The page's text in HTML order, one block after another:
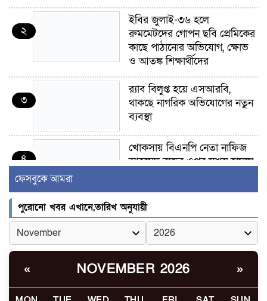
২
ইবির জুলাই-৩৬ হলে
রুমমেটদের গোপন ছবি প্রেমিকের
কাছে পাঠানোর অভিযোগ, ক্ষোভ
ও আতঙ্ক শিক্ষার্থীদের
৩
র‍্যাব বিলুপ্ত হয়ে এসআরবি,
থাকছে নাগরিক অভিযোগের নতুন
ব্যবস্থা
৪
খোকসায় বিএনপি নেতা নাফিজ
আহমেদ রাজুর ওপর সশস্ত্র হামলা,
৫
সাঈদীর ছবিতে জুতা
নিক্ষেপকারীরা ‘জারজ সন্তান’:
আমির হামজা
৬
ইসলামী বিশ্ববিদ্যালয়র ৪৪
তৎপরতার অভিযোগ/ তদন্তে
ফেসবুকে আমরা
পুরোনো খবর এখানে,তারিখ অনুযায়ী
« NOVEMBER 2026 »